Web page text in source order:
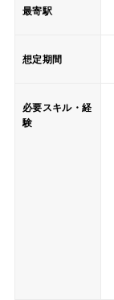
最寄駅
想定期間
必要スキル・経
験